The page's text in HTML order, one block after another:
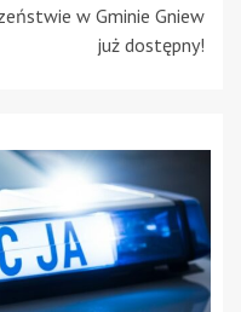
w Gminie Gniew
już dostępny!